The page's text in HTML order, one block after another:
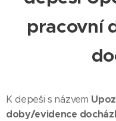
pracovní
K depeši s názvem
doby/evidence